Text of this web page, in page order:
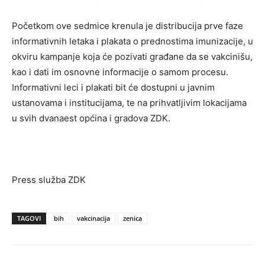
Početkom ove sedmice krenula je distribucija prve faze
informativnih letaka i plakata o prednostima imunizacije, u
okviru kampanje koja će pozivati građane da se vakcinišu,
kao i dati im osnovne informacije o samom procesu.
Informativni leci i plakati bit će dostupni u javnim
ustanovama i institucijama, te na prihvatljivim lokacijama
u svih dvanaest općina i gradova ZDK.
Press služba ZDK
TAGOVI bih vakcinacija zenica